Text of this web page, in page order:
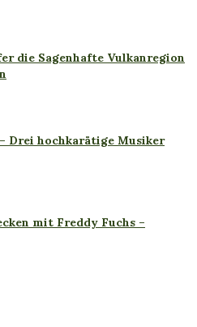
die Sagenhafte Vulkanregion
Drei hochkarätige Musiker
mit Freddy Fuchs –